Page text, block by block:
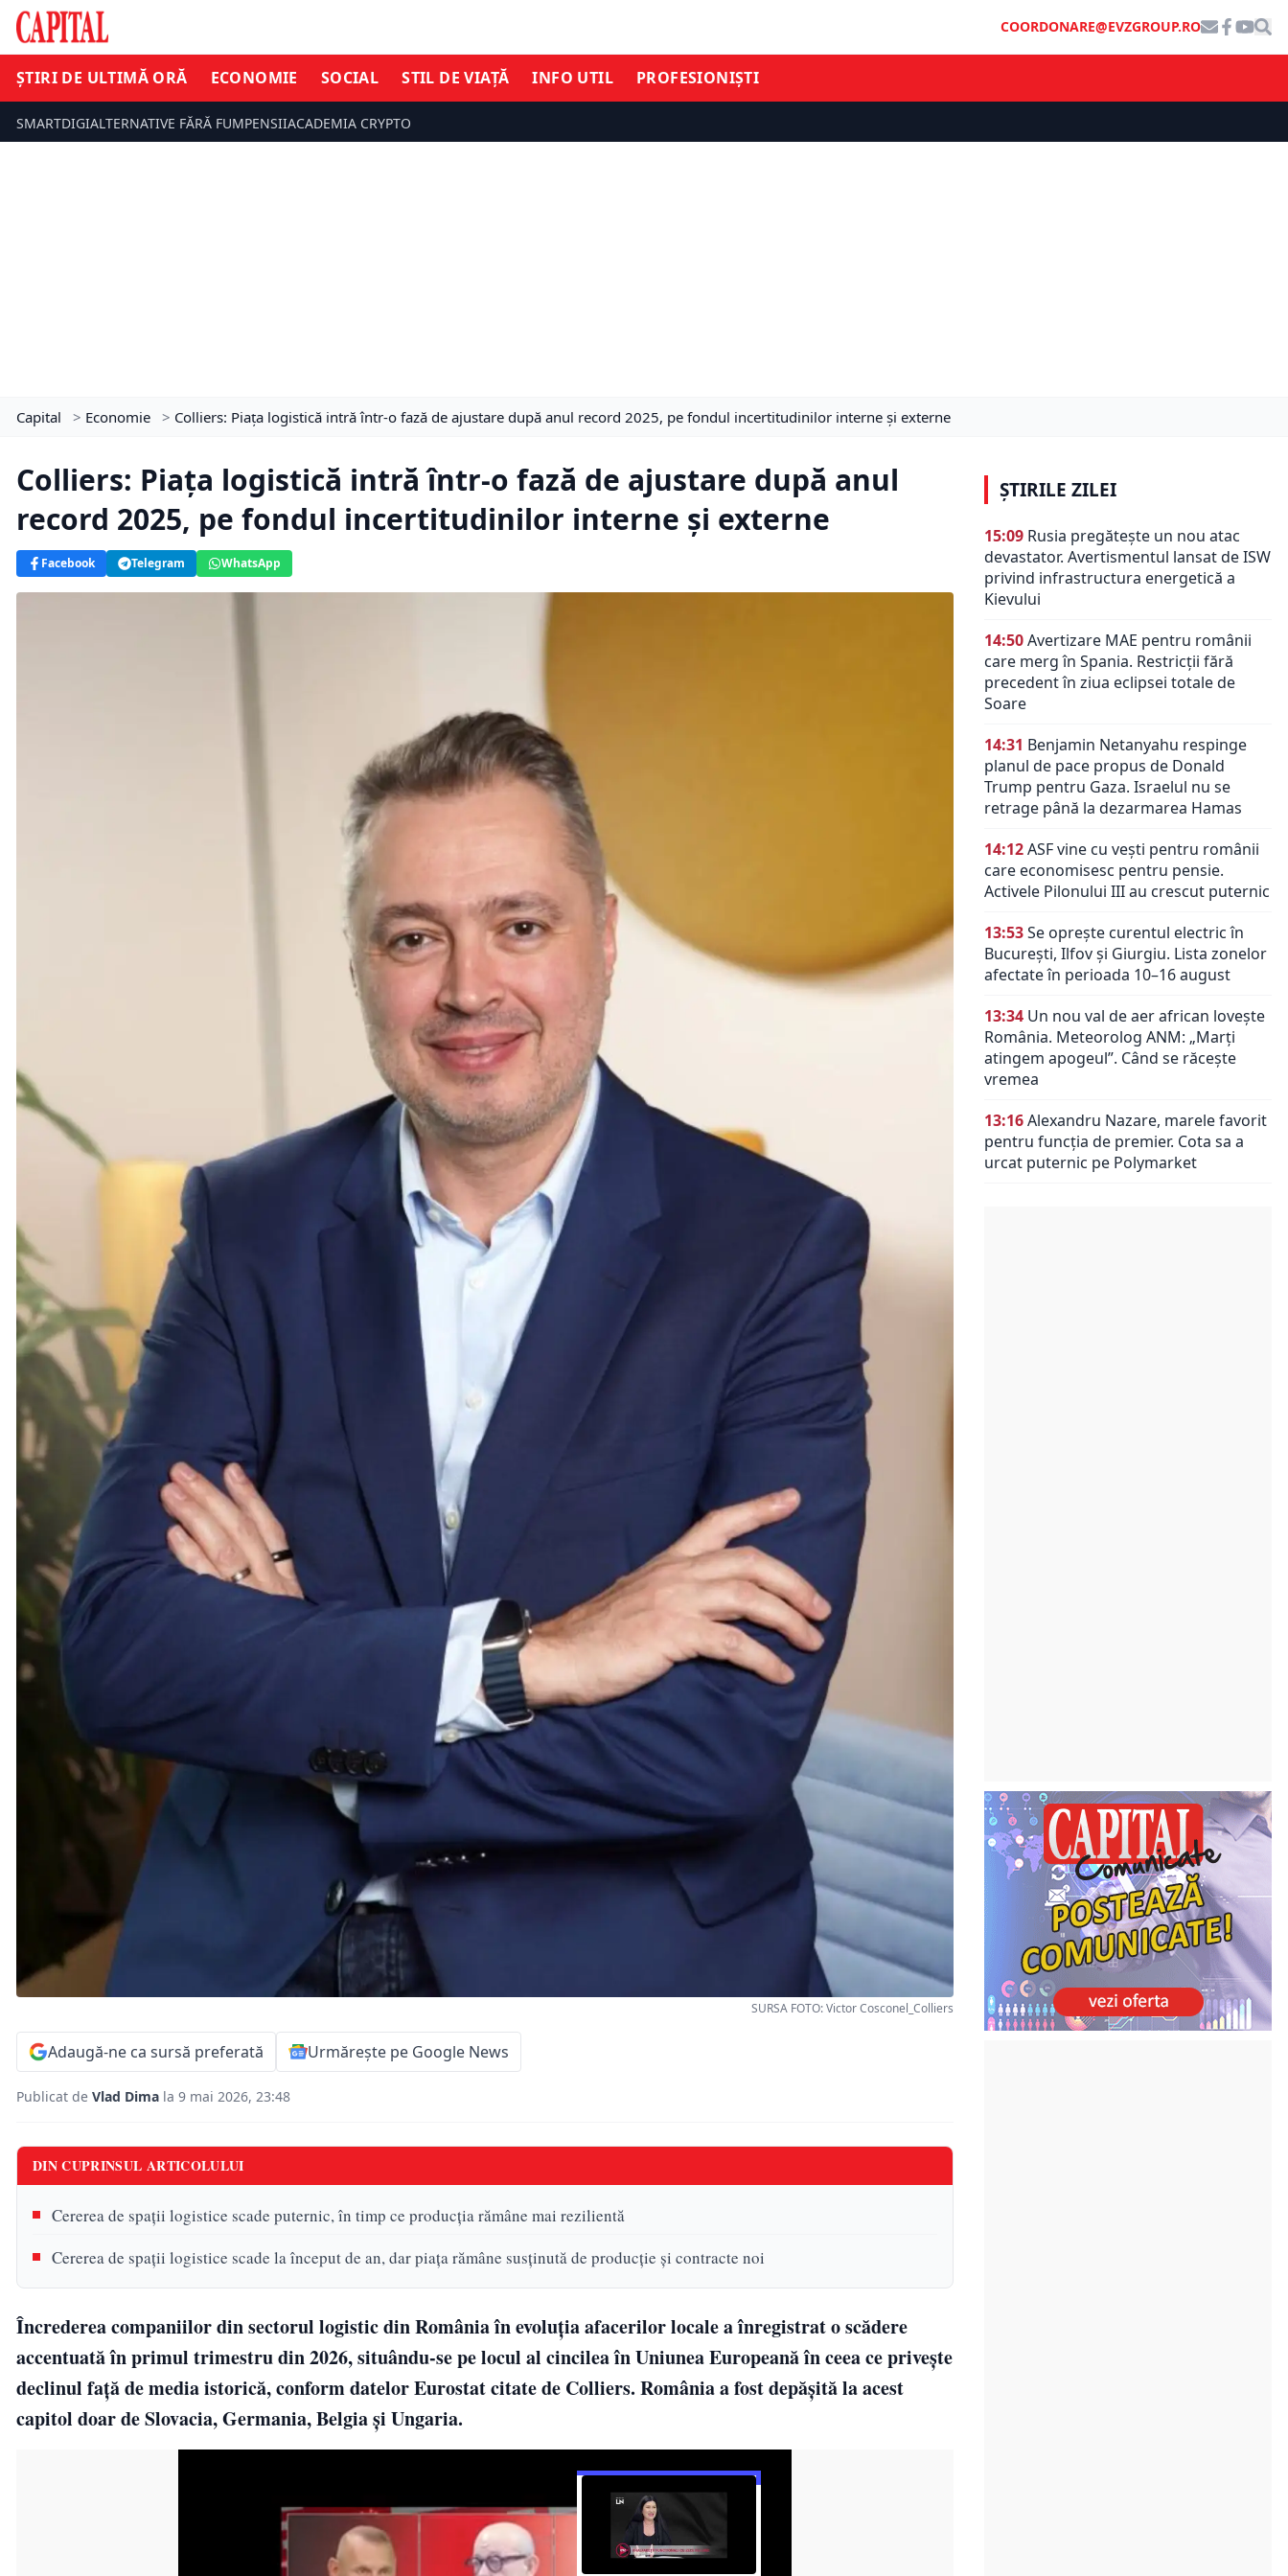
COORDONARE@EVZGROUP.RO
ȘTIRI DE ULTIMĂ ORĂ ECONOMIE SOCIAL STIL DE VIAȚĂ INFO UTIL PROFESIONIȘTI
SMARTDIGIALTERNATIVE FĂRĂ FUMPENSIIACADEMIA CRYPTO
Capital > Economie > Colliers: Piața logistică intră într-o fază de ajustare după anul record 2025, pe fondul incertitudinilor interne și externe
Colliers: Piața logistică intră într-o fază de ajustare după anul
record 2025, pe fondul incertitudinilor interne și externe
Facebook Telegram WhatsApp
SURSA FOTO: Victor Cosconel_Colliers
Adaugă-ne ca sursă preferată Urmărește pe Google News
Publicat de Vlad Dima la 9 mai 2026, 23:48
DIN CUPRINSUL ARTICOLULUI
Cererea de spații logistice scade puternic, în timp ce producția rămâne mai rezilientă
Cererea de spații logistice scade la început de an, dar piața rămâne susținută de producție și contracte noi
Încrederea companiilor din sectorul logistic din România în evoluția afacerilor locale a înregistrat o scădere
accentuată în primul trimestru din 2026, situându-se pe locul al cincilea în Uniunea Europeană în ceea ce privește
declinul față de media istorică, conform datelor Eurostat citate de Colliers. România a fost depășită la acest
capitol doar de Slovacia, Germania, Belgia și Ungaria.
ȘTIRILE ZILEI
15:09 Rusia pregătește un nou atac
devastator. Avertismentul lansat de ISW
privind infrastructura energetică a
Kievului
14:50Avertizare MAE pentru românii
care merg în Spania. Restricții fără
precedent în ziua eclipsei totale de
Soare
14:31 Benjamin Netanyahu respinge
planul de pace propus de Donald
Trump pentru Gaza. Israelul nu se
retrage până la dezarmarea Hamas
14:12ASF vine cu vești pentru românii
care economisesc pentru pensie.
Activele Pilonului III au crescut puternic
13:53Se oprește curentul electric în
București, Ilfov și Giurgiu. Lista zonelor
afectate în perioada 10–16 august
13:34 Un nou val de aer african lovește
România. Meteorolog ANM: „Marți
atingem apogeul”. Când se răcește
vremea
13:16Alexandru Nazare, marele favorit
pentru funcția de premier. Cota sa a
urcat puternic pe Polymarket